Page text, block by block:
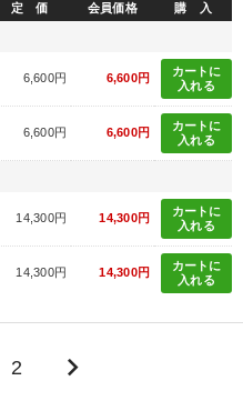
定 価 会員価格 購 入
6,600円 6,600円
カートに
入れる
6,600円 6,600円
カートに
入れる
14,300円 14,300円
カートに
入れる
14,300円 14,300円
カートに
入れる
2 keyboard_arrow_right